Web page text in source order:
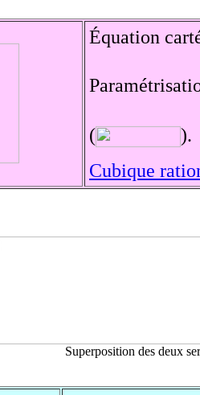
Équation
(
).
Cubique
Superposition des deux